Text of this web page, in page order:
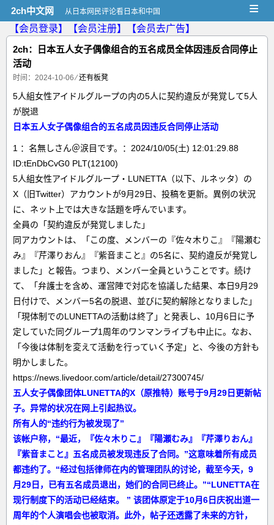
2ch中文网 从日本网民评论看日本和中国 ≡
【会员登录】 【会员注册】
【会员去广告】
2ch：日本五人女子偶像组合的五名成员全体因违反合同停止
活动
时间：2024-10-06 ⁄还有板凳
5人組女性アイドルグループの内の5人に契約違反が発覚して5人
が脱退
日本五人女子偶像组合的五名成员因违反合同停止活动
1 ：名無しさん＠涙目です。：2024/10/05(土) 12:01:29.88
ID:tEnDbCvG0 PLT(12100)
5人組女性アイドルグループ・LUNETTA（以下、ルネッタ）の
X（旧Twitter）アカウントが9月29日、投稿を更新。異例の状況
に、ネット上では大きな話題を呼んでいます。
全員の「契約違反が発覚しました」
同アカウントは、「この度、メンバーの『佐々木りこ』『陽瀬む
み』『芹澤りおん』『紫音まこと』の5名に、契約違反が発覚し
ました」と報告。つまり、メンバー全員ということです。続け
て、「弁護士を含め、運営陣で対応を協議した結果、本日9月29
日付けで、メンバー5名の脱退、並びに契約解除となりました」
「現体制でのLUNETTAの活動は終了」と発表し、10月6日に予
定していた同グループ1周年のワンマンライブも中止に。なお、
「今後は体制を変えて活動を行っていく予定」と、今後の方針も
明かしました。
https://news.livedoor.com/article/detail/27300745/
五人女子偶像团体LUNETTA的X（原推特）账号于9月29日更新帖
子。异常的状况在网上引起热议。
所有人的“违约行为被发现了”
该帐户称，“最近，『佐々木りこ』『陽瀬むみ』『芹澤りおん』
『紫音まこと』五名成员被发现违反了合同。”这意味着所有成员
都违约了。“经过包括律师在内的管理团队的讨论，截至今天，9
月29日，已有五名成员退出，她们的合同已终止。”“LUNETTA在
现行制度下的活动已经结束。 ” 该团体原定于10月6日庆祝出道一
周年的个人演唱会也被取消。此外，帖子还透露了未来的方针，